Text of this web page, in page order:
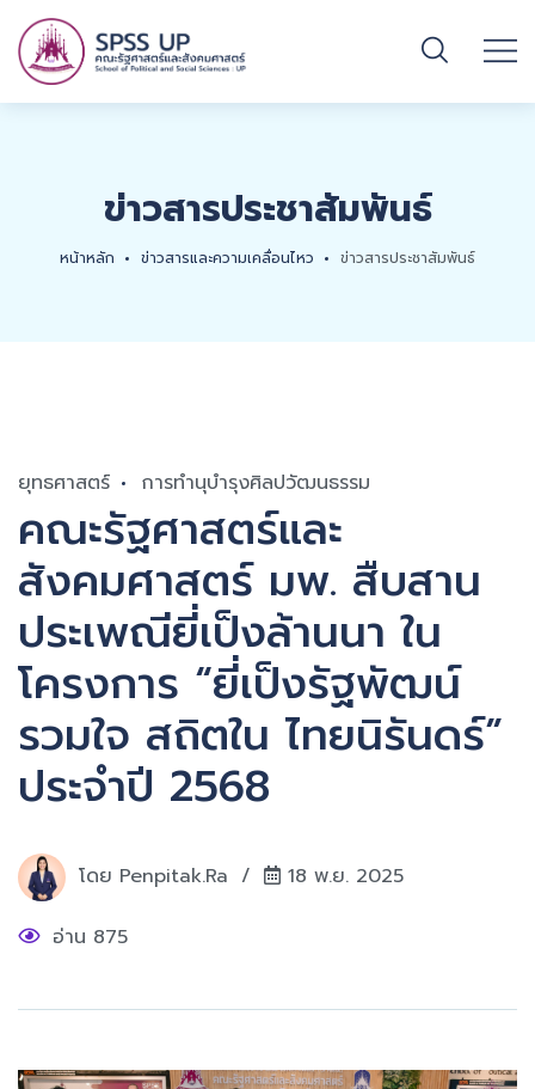
ข่าวสารประชาสัมพันธ์
หน้าหลัก ข่าวสารและความเคลื่อนไหว ข่าวสารประชาสัมพันธ์
ยุทธศาสตร์ การทำนุบำรุงศิลปวัฒนธรรม
คณะรัฐศาสตร์และ
สังคมศาสตร์ มพ. สืบสาน
ประเพณียี่เป็งล้านนา ใน
โครงการ “ยี่เป็งรัฐพัฒน์
รวมใจ สถิตใน ไทยนิรันดร์”
ประจำปี 2568
โดย Penpitak.ra 18 พ.ย. 2025
อ่าน 875